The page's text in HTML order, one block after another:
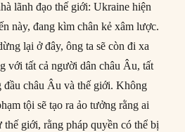
lãnh đạo thế giới: Ukraine hiện
này, đang kìm chân kẻ xâm lược.
lại ở đây, ông ta sẽ còn đi xa
với tất cả người dân châu Âu, tất
đầu châu Âu và thế giới. Không
tội sẽ tạo ra ảo tưởng rằng ai
thế giới, rằng pháp quyền có thể bị